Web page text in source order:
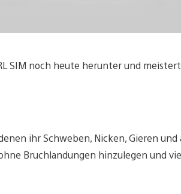
SIM noch heute herunter und
ihr Schweben, Nicken, Gieren
Bruchlandungen hinzulegen und